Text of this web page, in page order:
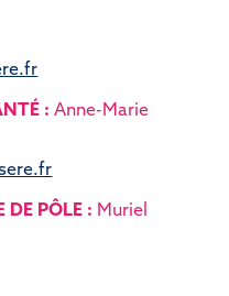
: Anne-Marie
DE PÔLE : Muriel